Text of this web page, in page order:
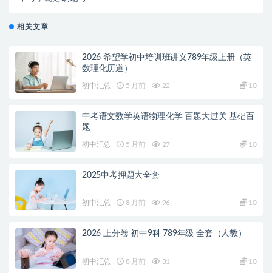
相关文章
2026 希望学初中培训班讲义789年级上册（英
数理化历道）
初中汇总 5 月前 22 10
中考语文数学英语物理化学 百题大过关 基础百
题
初中汇总 5 月前 27 10
2025中考押题大全套
初中汇总 8 月前 96 10
2026 上分卷 初中9科 789年级 全套（人教）
初中汇总 8 月前 31 10